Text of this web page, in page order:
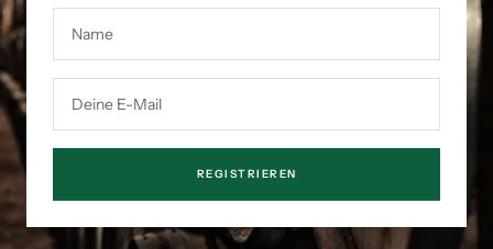
Name
Deine E-Mail
REGISTRIEREN